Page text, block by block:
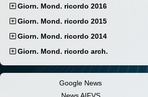
Giorn. Mond. ricordo 2016
Giorn. Mond. ricordo 2015
Giorn. Mond. ricordo 2014
Giorn. Mond. ricordo arch.
Google News